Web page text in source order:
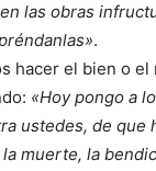
las obras
.
hacer el bien o
«Hoy pongo a
ustedes, de que
muerte, la